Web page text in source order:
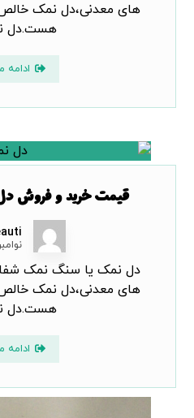
های معدنی،دل نمک
هست.دل
ادامه
قیمت خرید و فروش
نوامبر ۱۵, ۲۰۲۱
دل نمک یا سنگ نمک
های معدنی،دل نمک
هست.دل
ادامه